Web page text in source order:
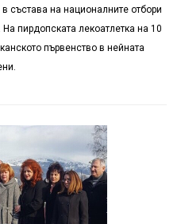
състава на националните отбори
пирдопската лекоатлетка на 10
първенство в нейната